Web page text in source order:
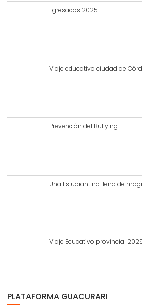
Egresados 2025
Viaje educativo ciudad de
Prevención del Bullying
Una Estudiantina llena de
Viaje Educativo provincial 2025
PLATAFORMA GUACURARI